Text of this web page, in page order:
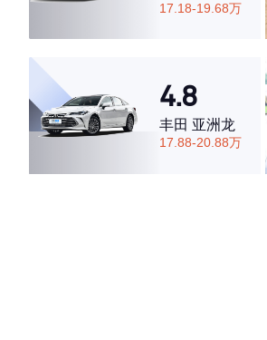
17.18-19.68万
4.8
丰田 亚洲龙
17.88-20.88万